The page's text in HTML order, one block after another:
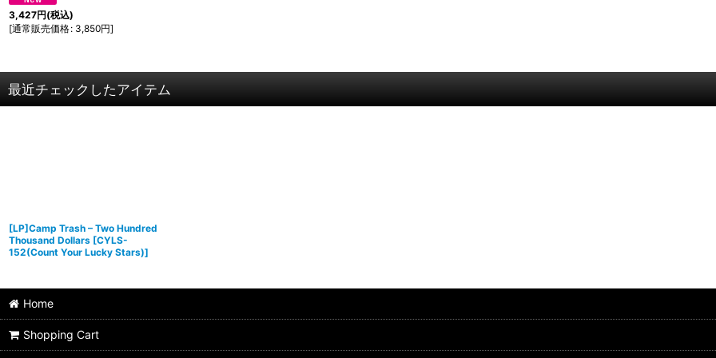
3,427円(税込)
[通常販売価格: 3,850円]
最近チェックしたアイテム
[LP]Camp Trash – Two Hundred
Thousand Dollars [CYLS-
152(Count Your Lucky Stars)]
Home
Shopping Cart